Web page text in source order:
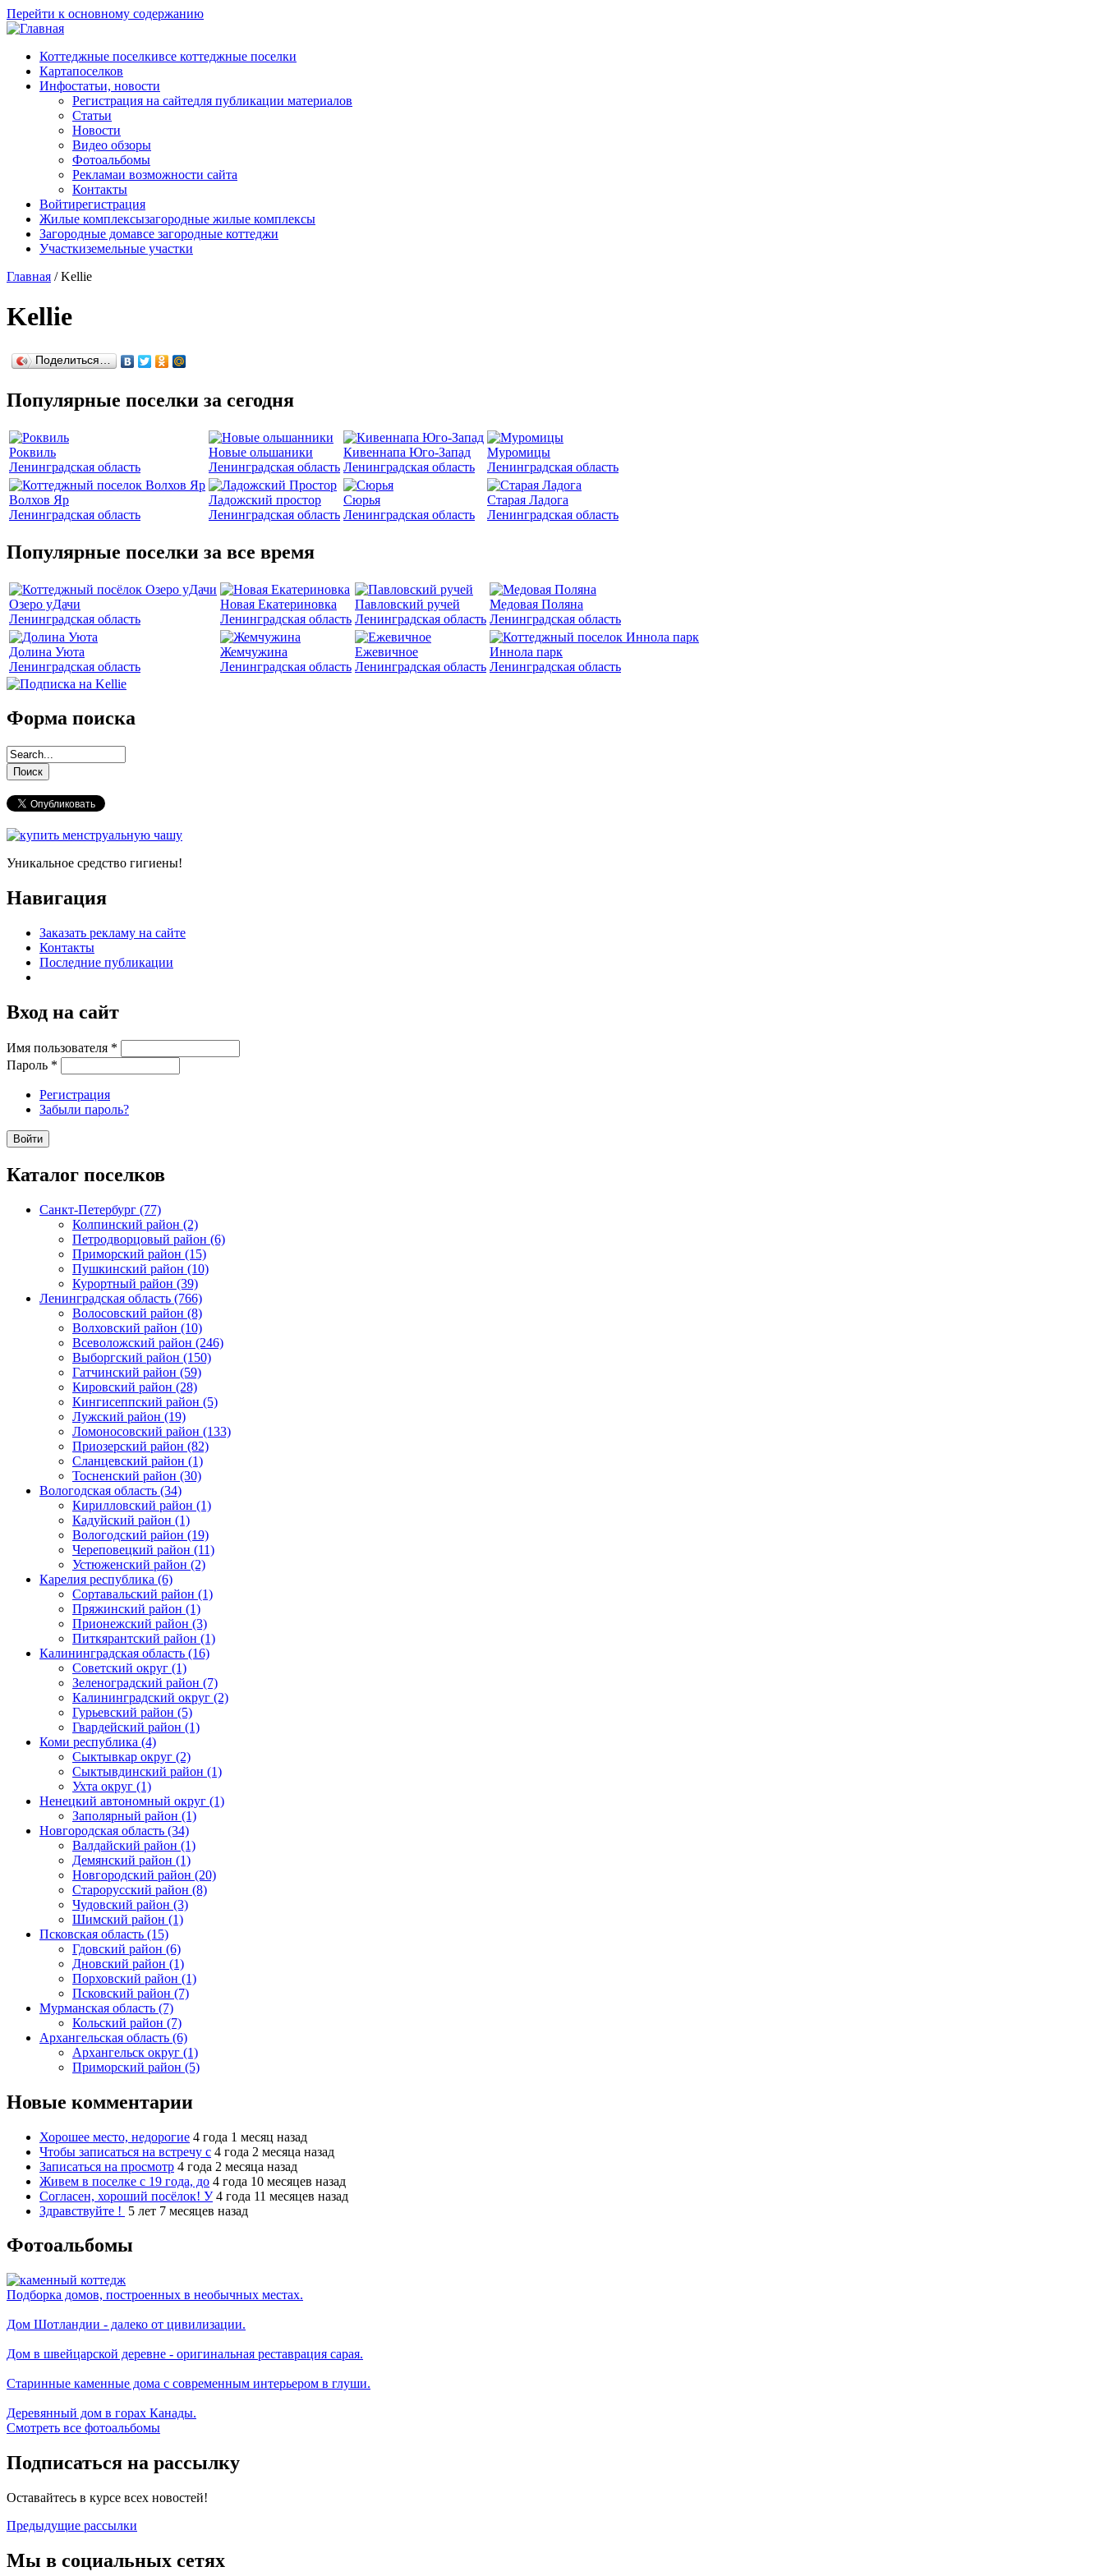
Перейти к основному содержанию
Коттеджные поселкивсе коттеджные поселки
Картапоселков
Инфостатьи, новости
Регистрация на сайтедля публикации материалов
Статьи
Новости
Видео обзоры
Фотоальбомы
Рекламаи возможности сайта
Контакты
Войтирегистрация
Жилые комплексызагородные жилые комплексы
Загородные домавсе загородные коттеджи
Участкиземельные участки
Главная /Kellie
Kellie
Поделиться…
Популярные поселки за сегодня
Роквиль
Ленинградская область
Новые ольшаники
Ленинградская область
Кивеннапа Юго-Запад
Ленинградская область
Муромицы
Ленинградская область
Волхов Яр
Ленинградская область
Ладожский простор
Ленинградская область
Сюрья
Ленинградская область
Старая Ладога
Ленинградская область
Популярные поселки за все время
Озеро уДачи
Ленинградская область
Новая Екатериновка
Ленинградская область
Павловский ручей
Ленинградская область
Медовая Поляна
Ленинградская область
Долина Уюта
Ленинградская область
Жемчужина
Ленинградская область
Ежевичное
Ленинградская область
Иннола парк
Ленинградская область
Форма поиска
Уникальное средство гигиены!
Навигация
Заказать рекламу на сайте
Контакты
Последние публикации
Вход на сайт
Имя пользователя *
Пароль *
Регистрация
Забыли пароль?
Каталог поселков
Санкт-Петербург (77)
Колпинский район (2)
Петродворцовый район (6)
Приморский район (15)
Пушкинский район (10)
Курортный район (39)
Ленинградская область (766)
Волосовский район (8)
Волховский район (10)
Всеволожский район (246)
Выборгский район (150)
Гатчинский район (59)
Кировский район (28)
Кингисеппский район (5)
Лужский район (19)
Ломоносовский район (133)
Приозерский район (82)
Сланцевский район (1)
Тосненский район (30)
Вологодская область (34)
Кирилловский район (1)
Кадуйский район (1)
Вологодский район (19)
Череповецкий район (11)
Устюженский район (2)
Карелия республика (6)
Сортавальский район (1)
Пряжинский район (1)
Прионежский район (3)
Питкярантский район (1)
Калининградская область (16)
Советский округ (1)
Зеленоградский район (7)
Калининградский округ (2)
Гурьевский район (5)
Гвардейский район (1)
Коми республика (4)
Сыктывкар округ (2)
Сыктывдинский район (1)
Ухта округ (1)
Ненецкий автономный округ (1)
Заполярный район (1)
Новгородская область (34)
Валдайский район (1)
Демянский район (1)
Новгородский район (20)
Старорусский район (8)
Чудовский район (3)
Шимский район (1)
Псковская область (15)
Гдовский район (6)
Дновский район (1)
Порховский район (1)
Псковский район (7)
Мурманская область (7)
Кольский район (7)
Архангельская область (6)
Архангельск округ (1)
Приморский район (5)
Новые комментарии
Хорошее место, недорогие 4 года 1 месяц назад
Чтобы записаться на встречу с 4 года 2 месяца назад
Записаться на просмотр 4 года 2 месяца назад
Живем в поселке с 19 года, до 4 года 10 месяцев назад
Согласен, хороший посёлок! У 4 года 11 месяцев назад
Здравствуйте ! 5 лет 7 месяцев назад
Фотоальбомы
Подборка домов, построенных в необычных местах.
Дом Шотландии - далеко от цивилизации.
Дом в швейцарской деревне - оригинальная реставрация сарая.
Старинные каменные дома с современным интерьером в глуши.
Деревянный дом в горах Канады.
Смотреть все фотоальбомы
Подписаться на рассылку
Оставайтесь в курсе всех новостей!
Предыдущие рассылки
Мы в социальных сетях